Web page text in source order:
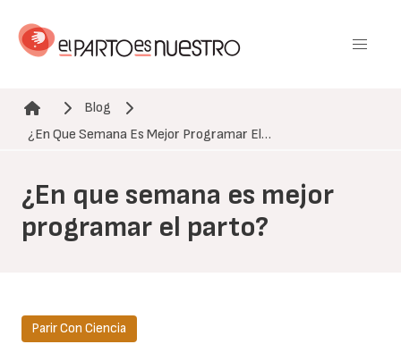
contenido
Ruta de navegación
Blog
¿En Que Semana Es Mejor Programar El…
¿En que semana es mejor
programar el parto?
Parir Con Ciencia